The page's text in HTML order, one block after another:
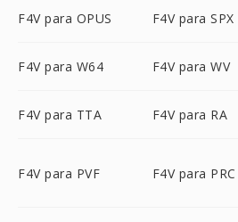
F4V para OPUS F4V para SPX
F4V para W64 F4V para WV
F4V para TTA F4V para RA
F4V para PVF F4V para PRC